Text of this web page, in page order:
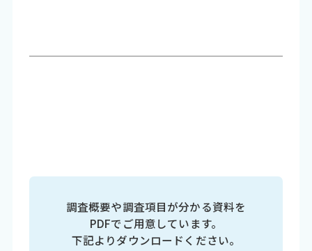
調査概要や調査項目が分かる資料を
PDFでご用意しています。
下記よりダウンロードください。